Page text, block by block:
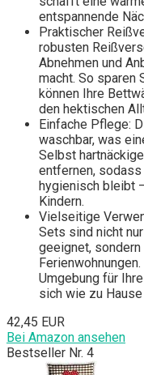
entspannende
Praktischer
robusten
Abnehmen und
macht. So sparen
können Ihre
den hektischen
Einfache Pflege:
waschbar, was
Selbst
entfernen,
hygienisch bleibt
Kindern.
Vielseitige
Sets sind nicht
geeignet,
Umgebung für
sich wie zu
42,45 EUR
Bei Amazon ansehen
Bestseller Nr. 4